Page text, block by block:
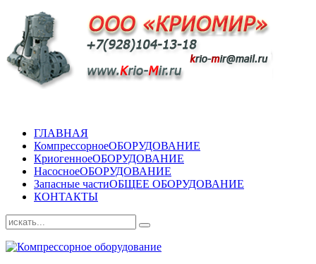
ГЛАВНАЯ
КомпрессорноеОБОРУДОВАНИЕ
КриогенноеОБОРУДОВАНИЕ
НасосноеОБОРУДОВАНИЕ
Запасные частиОБЩЕЕ ОБОРУДОВАНИЕ
КОНТАКТЫ